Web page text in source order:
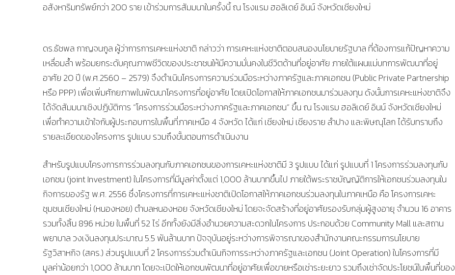
อสังหาริมทรัพย์กว่า 200 ราย เข้าร่วมการสัมมนาในครั้งนี้ ณ โรงแรม ฮอลิเดย์ อินน์ จังหวัดเชียงใหม่
ดร.ธัชพล กาญจนกูล ผู้ว่าการการเคหะแห่งชาติ กล่าวว่า การเคหะแห่งชาติตอบสนองนโยบายรัฐบาล ที่ต้องการแก้ปัญหาความ
เหลื่อมล้ำ พร้อมยกระดับคุณภาพชีวิตของประชาชนให้มีความมั่นคงในชีวิตด้านที่อยู่อาศัย ภายใต้แผนแม่บทการพัฒนาที่อยู่
อาศัย 20 ปี (พ.ศ.2560 – 2579) จึงดำเนินโครงการความร่วมมือระหว่างภาครัฐและภาคเอกชน (Public Private Partnership
หรือ PPP) เพื่อเพิ่มศักยภาพในพัฒนาโครงการที่อยู่อาศัย โดยเปิดโอกาสให้ภาคเอกชนมาร่วมลงทุน ดังนั้นการเคหะแห่งชาติจึง
ได้จัดสัมมนาเชิงปฏิบัติการ “โครงการร่วมมือระหว่างภาครัฐและภาคเอกชน” ขึ้น ณ โรงแรม ฮอลิเดย์ อินน์ จังหวัดเชียงใหม่
เพื่อทำความเข้าใจกับผู้ประกอบการในพื้นที่ภาคเหนือ 4 จังหวัด ได้แก่ เชียงใหม่ เชียงราย ลำปาง และพิษณุโลก ได้รับทราบถึง
รายละเอียดของโครงการ รูปแบบ รวมถึงขั้นตอนการดำเนินงาน
สำหรับรูปแบบโครงการการร่วมลงทุนกับภาคเอกชนของการเคหะแห่งชาติมี 3 รูปแบบ ได้แก่ รูปแบบที่ 1 โครงการร่วมลงทุนกับ
เอกชน (joint Investment) ในโครงการที่มีมูลค่าตั้งแต่ 1,000 ล้านบาทขึ้นไป ภายใต้พระราชบัญญัติการให้เอกชนร่วมลงทุนใน
กิจการของรัฐ พ.ศ. 2556 ซึ่งโครงการที่การเคหะแห่งชาติเปิดโอกาสให้ภาคเอกชนร่วมลงทุนในภาคเหนือ คือ โครงการเคหะ
ชุมชนเชียงใหม่ (หนองหอย) ตำบลหนองหอย จังหวัดเชียงใหม่ โดยจะจัดสร้างที่อยู่อาศัยรองรับกลุ่มผู้สูงอายุ จำนวน 16 อาคาร
รวมทั้งสิ้น 896 หน่วย ในพื้นที่ 52 ไร่ อีกทั้งยังมีสิ่งอำนวยความสะดวกในโครงการ ประกอบด้วย Community Mall และสถาน
พยาบาล วงเงินลงทุนประมาณ 5.5 พันล้านบาท ปัจจุบันอยู่ระหว่างการพิจารณาของสำนักงานคณะกรรมการนโยบาย
รัฐวิสาหกิจ (สคร.) ส่วนรูปแบบที่ 2 โครงการร่วมดำเนินกิจการระหว่างภาครัฐและเอกชน (Joint Operation) ในโครงการที่มี
มูลค่าน้อยกว่า 1,000 ล้านบาท โดยจะเปิดให้เอกชนพัฒนาที่อยู่อาศัยเพื่อขายหรือเช่าระยะยาว รวมถึงเช่าจัดประโยชน์ในพื้นที่ของ